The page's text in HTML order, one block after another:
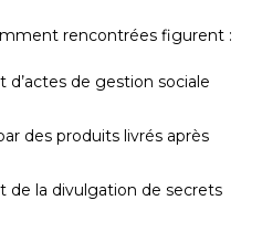
rencontrées figurent :
de gestion sociale
des produits livrés après
de la divulgation de secrets